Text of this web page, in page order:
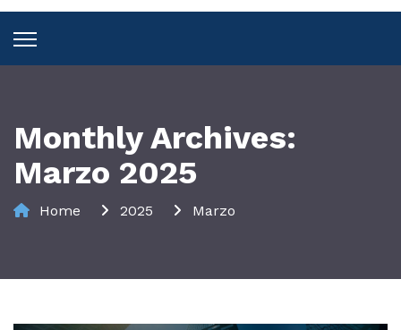
Monthly Archives:
Marzo 2025
Home 2025 Marzo